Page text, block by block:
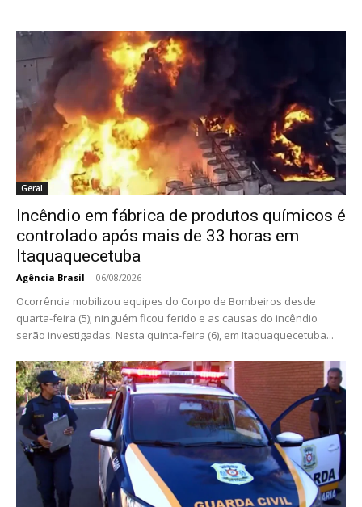
Geral
Incêndio em fábrica de produtos químicos é
controlado após mais de 33 horas em
Itaquaquecetuba
Agência Brasil - 06/08/2026
Ocorrência mobilizou equipes do Corpo de Bombeiros desde
quarta-feira (5); ninguém ficou ferido e as causas do incêndio
serão investigadas. Nesta quinta-feira (6), em Itaquaquecetuba...